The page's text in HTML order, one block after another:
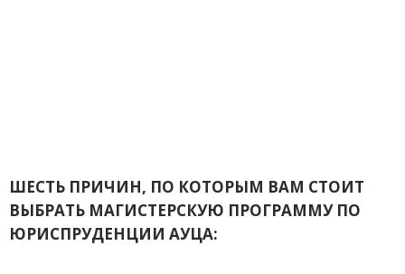
ШЕСТЬ ПРИЧИН, ПО КОТОРЫМ ВАМ СТОИТ
ВЫБРАТЬ МАГИСТЕРСКУЮ ПРОГРАММУ ПО
ЮРИСПРУДЕНЦИИ АУЦА: